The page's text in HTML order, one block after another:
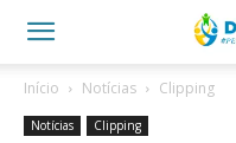
Início Notícias Clipping
Notícias Clipping